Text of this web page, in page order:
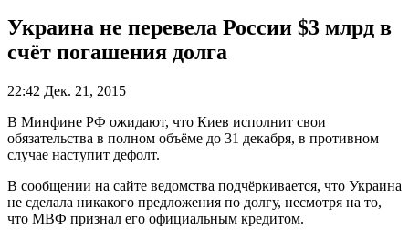
Украина не перевела России $3 млрд в
счёт погашения долга
22:42 Дек. 21, 2015
В Минфине РФ ожидают, что Киев исполнит свои
обязательства в полном объёме до 31 декабря, в противном
случае наступит дефолт.
В сообщении на сайте ведомства подчёркивается, что Украина
не сделала никакого предложения по долгу, несмотря на то,
что МВФ признал его официальным кредитом.